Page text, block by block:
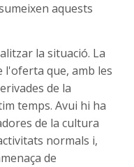
aquests
la situació. La
l'oferta que, amb les
de la
temps. Avui hi ha
de la cultura
normals i,
de